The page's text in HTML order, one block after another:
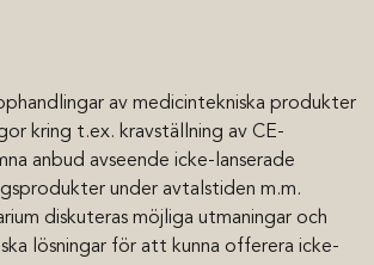
av medicintekniska produkter
kring t.ex. kravställning av CE-
anbud avseende icke-lanserade
under avtalstiden m.m.
diskuteras möjliga utmaningar och
lösningar för att kunna offerera icke-